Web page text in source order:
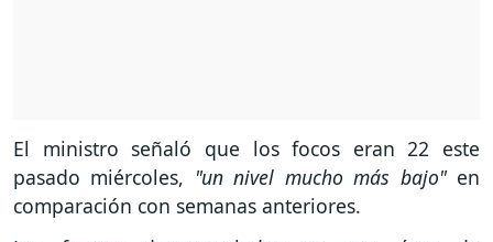
El ministro señaló que los focos eran 22 este
pasado miércoles, "un nivel mucho más bajo"en
comparación con semanas anteriores.